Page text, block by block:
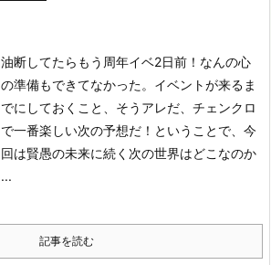
油断してたらもう周年イベ2日前！ なんの心
の準備もできてなかった。 イベントが来るま
でにしておくこと、そうアレだ、チェンクロ
で一番楽しい次の予想だ！ ということで、今
回は賢愚の未来に続く次の世界はどこなのか
...
記事を読む